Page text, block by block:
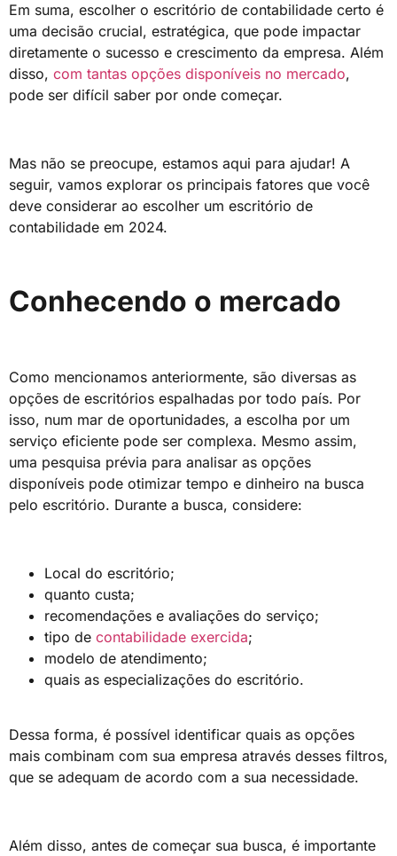
Em suma, escolher o escritório de contabilidade certo é
uma decisão crucial, estratégica, que pode impactar
diretamente o sucesso e crescimento da empresa. Além
disso, com tantas opções disponíveis no mercado,
pode ser difícil saber por onde começar.
Mas não se preocupe, estamos aqui para ajudar! A
seguir, vamos explorar os principais fatores que você
deve considerar ao escolher um escritório de
contabilidade em 2024.
Conhecendo o mercado
Como mencionamos anteriormente, são diversas as
opções de escritórios espalhadas por todo país. Por
isso, num mar de oportunidades, a escolha por um
serviço eficiente pode ser complexa. Mesmo assim,
uma pesquisa prévia para analisar as opções
disponíveis pode otimizar tempo e dinheiro na busca
pelo escritório. Durante a busca, considere:
Local do escritório;
quanto custa;
recomendações e avaliações do serviço;
tipo de contabilidade exercida;
modelo de atendimento;
quais as especializações do escritório.
Dessa forma, é possível identificar quais as opções
mais combinam com sua empresa através desses filtros,
que se adequam de acordo com a sua necessidade.
Além disso, antes de começar sua busca, é importante